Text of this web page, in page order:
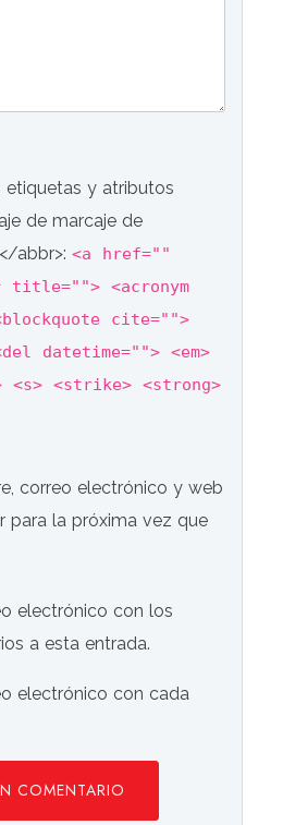
etiquetas y atributos
de marcaje de
abbr>:<a href=""
<acronym
cite="">
datetime=""> <em>
<strike> <strong>
correo electrónico y web
para la próxima vez que
electrónico con los
a esta entrada.
electrónico con cada
COMENTARIO